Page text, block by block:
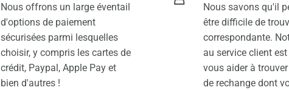
Nous offrons un large éventail
d'options de paiement
sécurisées parmi lesquelles
choisir, y compris les cartes de
crédit, Paypal, Apple Pay et
bien d'autres !
Nous savons qu'il
être difficile de
correspondante.
au service client
vous aider à
de rechange dont